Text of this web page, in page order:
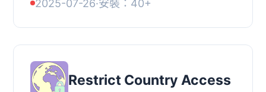
文、選擇性引述、一鍵複製和社交分享
按鈕。這是一個輕量、尊...
2025-07-26·安裝：40+
Restrict Country Access